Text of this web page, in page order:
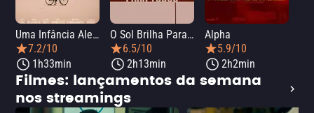
Uma Infância Alemã
7.2/10
1h33min
O Sol Brilha Para Todos
6.5/10
2h13min
Alpha
5.9/10
2h2min
Filmes: lançamentos da semana
nos streamings